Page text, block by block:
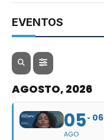
EVENTOS
AGOSTO, 2026
05
AGO
06